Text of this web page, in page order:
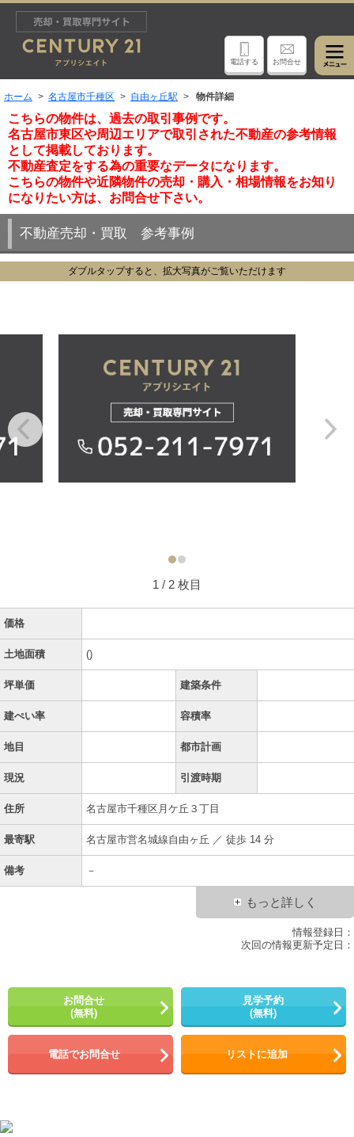
電話する お問合せ
ホーム 名古屋市千種区 自由ヶ丘駅 物件詳細
こちらの物件は、過去の取引事例です。
名古屋市東区や周辺エリアで取引された不動産の参考情報
として掲載しております。
不動産査定をする為の重要なデータになります。
こちらの物件や近隣物件の売却・購入・相場情報をお知り
になりたい方は、お問合せ下さい。
不動産売却・買取 参考事例
ダブルタップすると、拡大写真がご覧いただけます
1 / 2 枚目
価格
土地面積 ()
坪単価 建築条件
建ぺい率 容積率
地目 都市計画
現況 引渡時期
住所 名古屋市千種区月ケ丘３丁目
最寄駅 名古屋市営名城線自由ヶ丘 ／ 徒歩 14 分
備考 －
もっと詳しく
情報登録日：
次回の情報更新予定日：
お問合せ
(無料)
見学予約
(無料)
電話でお問合せ リストに追加